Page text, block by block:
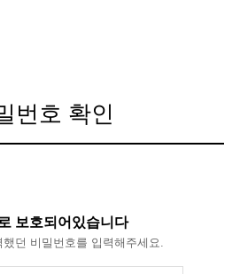
번호 확인
보호되어있습니다
했던 비밀번호를 입력해주세요.